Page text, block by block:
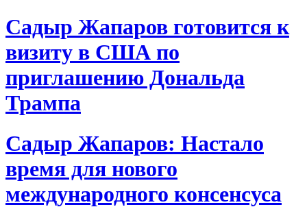
Садыр Жапаров готовится к
визиту в США по
приглашению Дональда
Трампа
Садыр Жапаров: Настало
время для нового
международного консенсуса